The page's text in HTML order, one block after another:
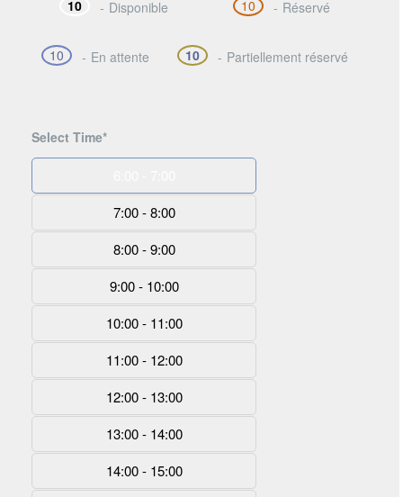
10 - Disponible 10 - Réservé
10 - En attente ·
10 - Partiellement réservé
Select Time*
7:00 - 8:00
8:00 - 9:00
9:00 - 10:00
10:00 - 11:00
11:00 - 12:00
12:00 - 13:00
13:00 - 14:00
14:00 - 15:00